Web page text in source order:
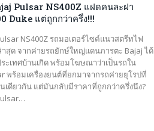
Pulsar NS400Z แฝดคนละฝา
Duke แต่ถูกกว่าครึ่ง!!!
NS400Z รถมอเตอร์ไซค์แนวสตรีทไฟ
าสุด จากค่ายรถยักษ์ใหญ่แดนภารตะ Bajaj ได้
ะเทศบ้านเกิด พร้อมโฆษณาว่าเป็นรถใน
พร้อมเครื่องยนต์ที่ยกมาจากรถค่ายยุโรปที่
นเดียวกัน แต่มันกลับมีราคาที่ถูกกว่าครึ่งนึง?